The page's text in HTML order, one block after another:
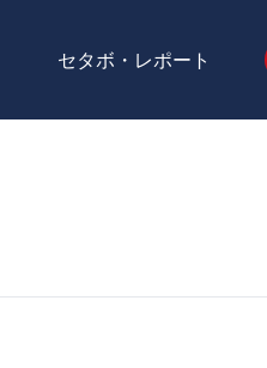
セタボ・レポート